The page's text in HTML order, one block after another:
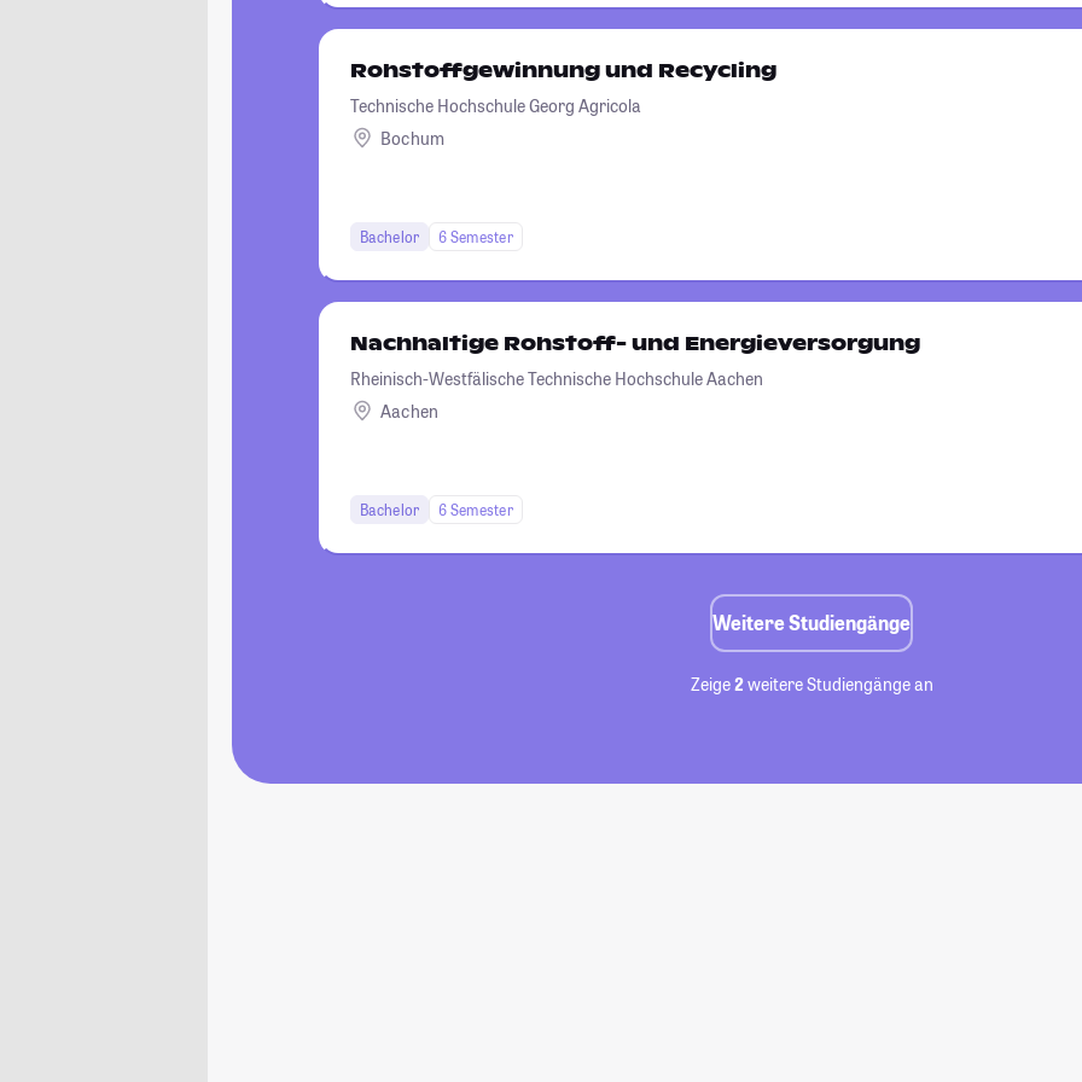
Rohstoffgewinnung und Recycling
Technische Hochschule Georg Agricola
Bochum
Bachelor 6 Semester
Nachhaltige Rohstoff- und Energieversorgung
Rheinisch-Westfälische Technische Hochschule Aachen
Aachen
Bachelor 6 Semester
Weitere Studiengänge
Zeige2 weitere Studiengänge an